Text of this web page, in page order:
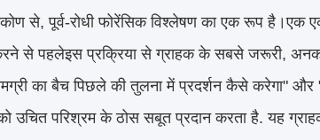
से, पूर्व-रोधी फोरेंसिक विश्लेषण का एक रूप
करने से पहलेइस प्रक्रिया से ग्राहक के सबसे जरूरी,
का बैच पिछले की तुलना में प्रदर्शन कैसे करेगा" और
उचित परिश्रम के ठोस सबूत प्रदान करता है. यह